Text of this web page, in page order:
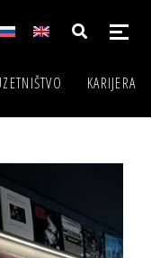
KARIJERA